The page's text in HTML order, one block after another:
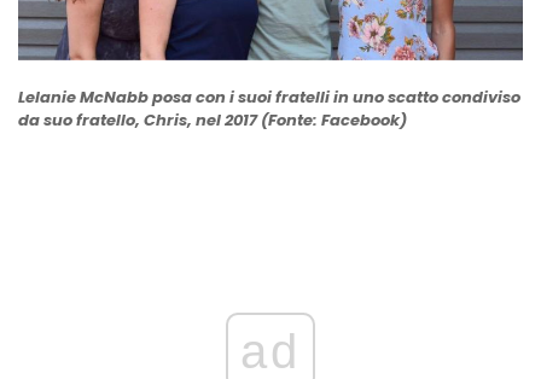
Lelanie McNabb posa con i suoi fratelli in uno scatto condiviso
da suo fratello, Chris, nel 2017 (Fonte: Facebook)
ad